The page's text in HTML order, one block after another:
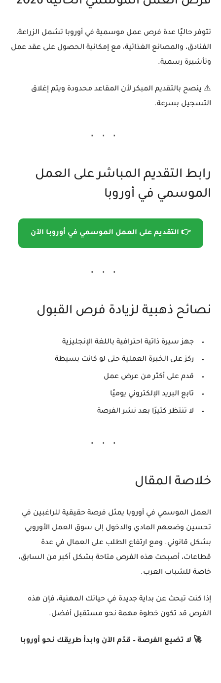
تتوفر حاليًا عدة فرص عمل موسمية في أوروبا تشمل الزراعة،
الفنادق، والمصانع الغذائية، مع إمكانية الحصول على عقد عمل
وتأشيرة رسمية.
⚠️ ينصح بالتقديم المبكر لأن المقاعد محدودة ويتم إغلاق
التسجيل بسرعة.
رابط التقديم المباشر على العمل
الموسمي في أوروبا
👉 التقديم على العمل الموسمي في أوروبا الآن
نصائح ذهبية لزيادة فرص القبول
جهز سيرة ذاتية احترافية باللغة الإنجليزية
ركز على الخبرة العملية حتى لو كانت بسيطة
قدم على أكثر من عرض عمل
تابع البريد الإلكتروني يوميًا
لا تنتظر كثيرًا بعد نشر الفرصة
خلاصة المقال
العمل الموسمي في أوروبا يمثل فرصة حقيقية للراغبين في
تحسين وضعهم المادي والدخول إلى سوق العمل الأوروبي
بشكل قانوني. ومع ارتفاع الطلب على العمال في عدة
قطاعات، أصبحت هذه الفرص متاحة بشكل أكبر من السابق،
خاصة للشباب العرب.
إذا كنت تبحث عن بداية جديدة في حياتك المهنية، فإن هذه
الفرص قد تكون خطوة مهمة نحو مستقبل أفضل.
🚀 لا تضيع الفرصة – قدّم الآن وابدأ طريقك نحو أوروبا